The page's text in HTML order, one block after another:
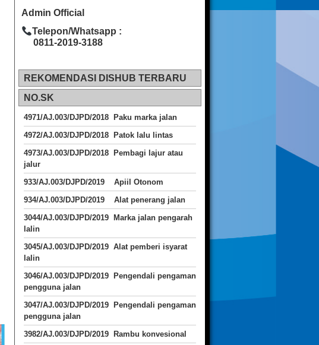
Admin Official
Telepon/Whatsapp :
0811-2019-3188
REKOMENDASI DISHUB TERBARU
NO.SK
4971/AJ.003/DJPD/2018 Paku marka jalan
4972/AJ.003/DJPD/2018 Patok lalu lintas
4973/AJ.003/DJPD/2018
Pembagi lajur atau
jalur
933/AJ.003/DJPD/2019 Apiil Otonom
934/AJ.003/DJPD/2019 Alat penerang jalan
3044/AJ.003/DJPD/2019 Marka jalan pengarah
lalin
3045/AJ.003/DJPD/2019 Alat pemberi isyarat
lalin
3046/AJ.003/DJPD/2019 Pengendali pengaman
pengguna jalan
3047/AJ.003/DJPD/2019 Pengendali pengaman
pengguna jalan
3982/AJ.003/DJPD/2019 Rambu konvesional